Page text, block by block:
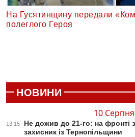
На Гусятинщину передали
полеглого Героя
НОВИНИ
10 Серпня
13:15
Не дожив до 21-го: на фронті
захисник із Тернопільщини